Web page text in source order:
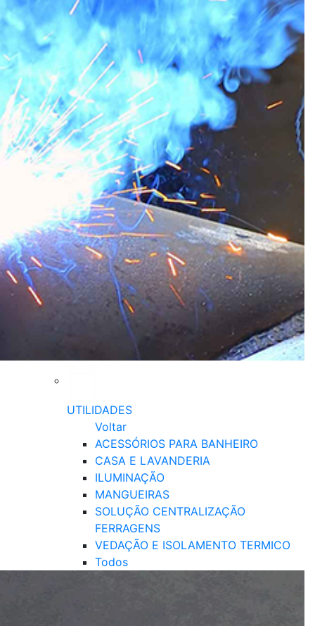
UTILIDADES
Voltar
ACESSÓRIOS PARA BANHEIRO
CASA E LAVANDERIA
ILUMINAÇÃO
MANGUEIRAS
SOLUÇÃO CENTRALIZAÇÃO
FERRAGENS
VEDAÇÃO E ISOLAMENTO TERMICO
Todos